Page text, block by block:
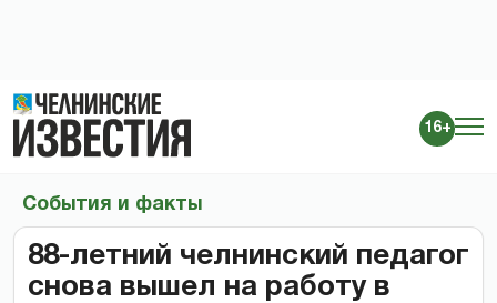
16+
События и факты
88-летний челнинский педагог
снова вышел на работу в